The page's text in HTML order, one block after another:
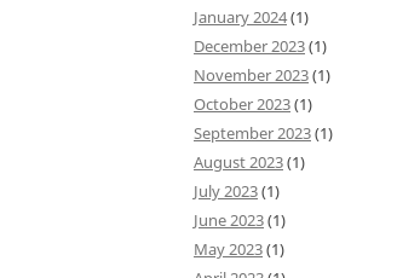
January 2024(1)
December 2023(1)
November 2023(1)
October 2023(1)
September 2023(1)
August 2023(1)
July 2023(1)
June 2023(1)
May 2023(1)